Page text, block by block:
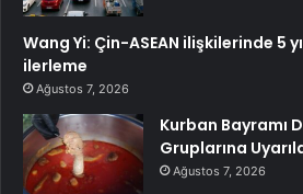
Wang Yi: Çin-ASEAN ilişkilerinde 5
ilerleme
Ağustos 7, 2026
Kurban Bayramı
Gruplarına
Ağustos 7, 2026